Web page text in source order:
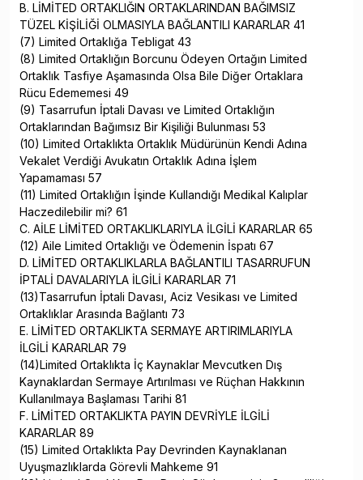
B. LİMİTED ORTAKLIĞIN ORTAKLARINDAN BAĞIMSIZ
TÜZEL KİŞİLİĞİ OLMASIYLA BAĞLANTILI KARARLAR 41
(7) Limited Ortaklığa Tebligat 43
(8) Limited Ortaklığın Borcunu Ödeyen Ortağın Limited
Ortaklık Tasfiye Aşamasında Olsa Bile Diğer Ortaklara
Rücu Edememesi 49
(9) Tasarrufun İptali Davası ve Limited Ortaklığın
Ortaklarından Bağımsız Bir Kişiliği Bulunması 53
(10) Limited Ortaklıkta Ortaklık Müdürünün Kendi Adına
Vekalet Verdiği Avukatın Ortaklık Adına İşlem
Yapamaması 57
(11) Limited Ortaklığın İşinde Kullandığı Medikal Kalıplar
Haczedilebilir mi? 61
C. AİLE LİMİTED ORTAKLIKLARIYLA İLGİLİ KARARLAR 65
(12) Aile Limited Ortaklığı ve Ödemenin İspatı 67
D. LİMİTED ORTAKLIKLARLA BAĞLANTILI TASARRUFUN
İPTALİ DAVALARIYLA İLGİLİ KARARLAR 71
(13)Tasarrufun İptali Davası, Aciz Vesikası ve Limited
Ortaklıklar Arasında Bağlantı 73
E. LİMİTED ORTAKLIKTA SERMAYE ARTIRIMLARIYLA
İLGİLİ KARARLAR 79
(14)Limited Ortaklıkta İç Kaynaklar Mevcutken Dış
Kaynaklardan Sermaye Artırılması ve Rüçhan Hakkının
Kullanılmaya Başlaması Tarihi 81
F. LİMİTED ORTAKLIKTA PAYIN DEVRİYLE İLGİLİ
KARARLAR 89
(15) Limited Ortaklıkta Pay Devrinden Kaynaklanan
Uyuşmazlıklarda Görevli Mahkeme 91